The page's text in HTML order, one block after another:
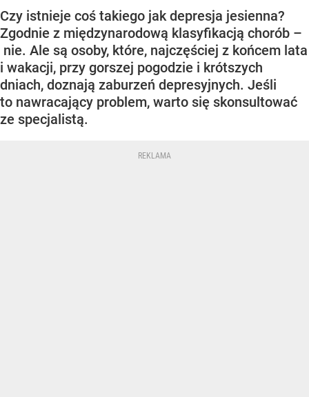
Czy istnieje coś takiego jak depresja jesienna?
Zgodnie z międzynarodową klasyfikacją chorób –
nie. Ale są osoby, które, najczęściej z końcem lata
i wakacji, przy gorszej pogodzie i krótszych
dniach, doznają zaburzeń depresyjnych. Jeśli
to nawracający problem, warto się skonsultować
ze specjalistą.